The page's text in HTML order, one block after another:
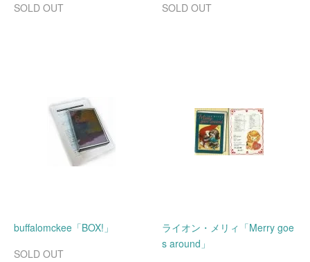
SOLD OUT
SOLD OUT
buffalomckee「BOX!」
SOLD OUT
ライオン・メリィ「Merry goe
s around」